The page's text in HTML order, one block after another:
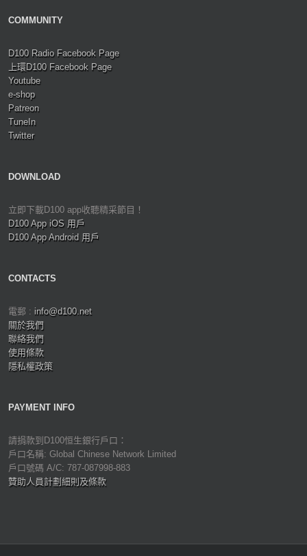
COMMUNITY
D100 Radio Facebook Page
上環D100 Facebook Page
Youtube
e-shop
Patreon
TuneIn
Twitter
DOWNLOAD
立即下載D100 app收聽精采節目！
D100 App iOS 用戶
D100 App Android 用戶
CONTACTS
電郵 : info@d100.net
關於我們
聯絡我們
使用條款
隱私權政策
PAYMENT INFO
請捐款到D100恒生銀行戶口：
戶口名稱: Global Chinese Network Limited
戶口號碼 A/C: 787-087998-883
贊助人員計劃細則及條款